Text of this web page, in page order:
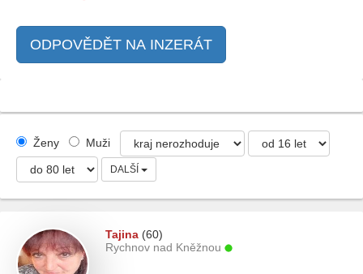
ODPOVĚDĚT NA INZERÁT
Ženy Muži
DALŠÍ
Tajina (60)
Rychnov nad Kněžnou